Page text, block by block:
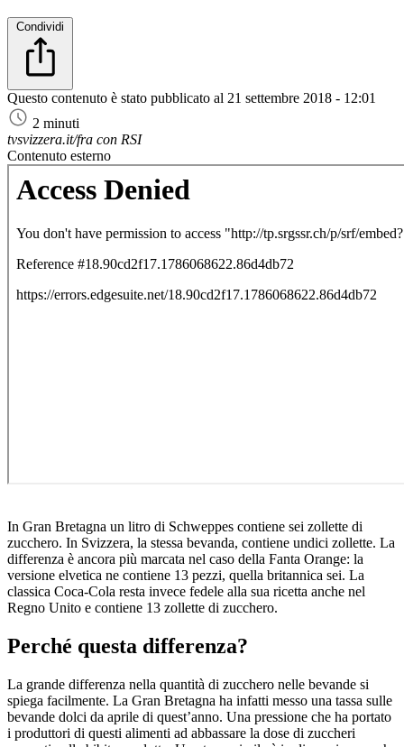
Condividi
Questo contenuto è stato pubblicato al 21 settembre 2018 - 12:01
2 minuti
tvsvizzera.it/fra con RSI
Contenuto esterno
In Gran Bretagna un litro di Schweppes contiene sei zollette di
zucchero. In Svizzera, la stessa bevanda, contiene undici zollette. La
differenza è ancora più marcata nel caso della Fanta Orange: la
versione elvetica ne contiene 13 pezzi, quella britannica sei. La
classica Coca-Cola resta invece fedele alla sua ricetta anche nel
Regno Unito e contiene 13 zollette di zucchero.
Perché questa differenza?
La grande differenza nella quantità di zucchero nelle bevande si
spiega facilmente. La Gran Bretagna ha infatti messo una tassa sulle
bevande dolci da aprile di quest’anno. Una pressione che ha portato
i produttori di questi alimenti ad abbassare la dose di zuccheri